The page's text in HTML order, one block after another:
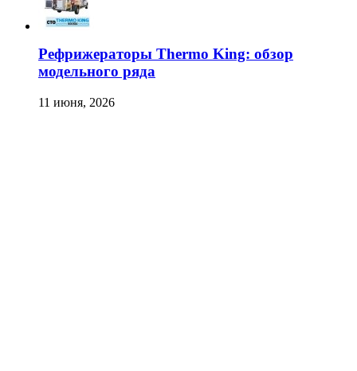
Рефрижераторы Thermo King: обзор
модельного ряда
11 июня, 2026